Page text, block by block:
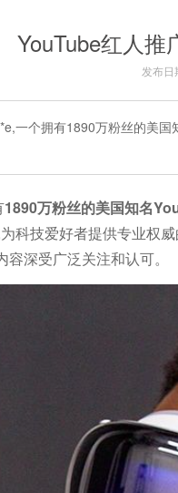
YouTube红人推
发布
一个拥有1890万粉丝的美
1890万粉丝的美国知名
科技爱好者提供专业权
深受广泛关注和认可。